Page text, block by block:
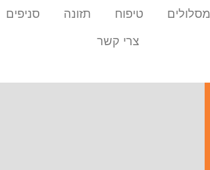
מסלולים טיפוח תזונה סניפים
צרי קשר